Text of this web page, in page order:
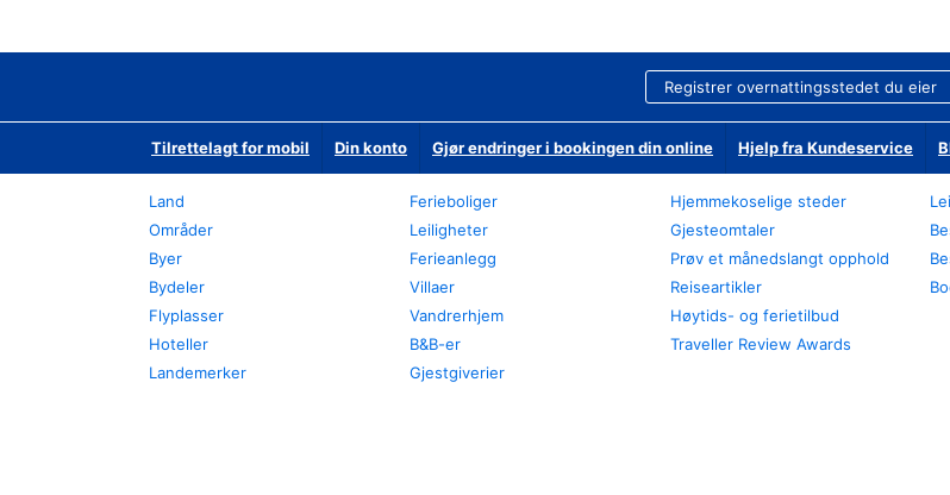
Registrer overnattingsstedet du eier
Tilrettelagt for mobil Din konto Gjør endringer i bookingen din online Hjelp fra Kundeservice
Land
Områder
Byer
Bydeler
Flyplasser
Hoteller
Landemerker
Ferieboliger
Leiligheter
Ferieanlegg
Villaer
Vandrerhjem
B&B-er
Gjestgiverier
Hjemmekoselige steder
Gjesteomtaler
Prøv et månedslangt opphold
Reiseartikler
Høytids- og ferietilbud
Traveller Review Awards